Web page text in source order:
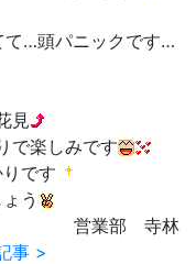
て…頭パニックです…
見
で楽しみです
です
う
営業部 寺林
事 >